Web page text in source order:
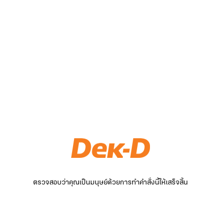
ตรวจสอบว่าคุณเป็นมนุษย์ด้วยการทำคำสั่งนี้ให้เสร็จสิ้น